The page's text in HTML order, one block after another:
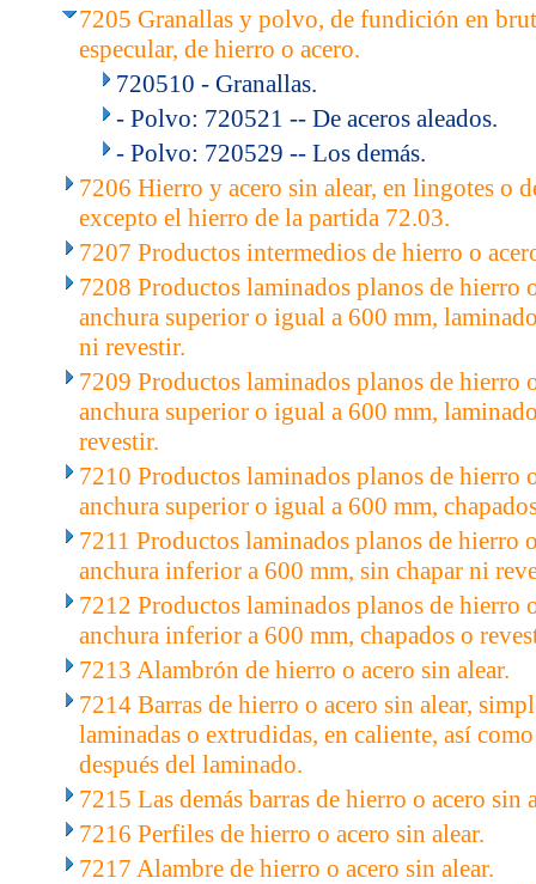
7205 Granallas y polvo, de fundición en
especular, de hierro o acero.
720510 - Granallas.
- Polvo: 720521 -- De aceros aleados.
- Polvo: 720529 -- Los demás.
7206 Hierro y acero sin alear, en lingotes o
excepto el hierro de la partida 72.03.
7207 Productos intermedios de hierro o
7208 Productos laminados planos de hierro
anchura superior o igual a 600 mm,
ni revestir.
7209 Productos laminados planos de hierro
anchura superior o igual a 600 mm,
revestir.
7210 Productos laminados planos de hierro
anchura superior o igual a 600 mm,
7211 Productos laminados planos de hierro
anchura inferior a 600 mm, sin chapar ni
7212 Productos laminados planos de hierro
anchura inferior a 600 mm, chapados o
7213 Alambrón de hierro o acero sin alear.
7214 Barras de hierro o acero sin alear,
laminadas o extrudidas, en caliente, así
después del laminado.
7215 Las demás barras de hierro o acero sin
7216 Perfiles de hierro o acero sin alear.
7217 Alambre de hierro o acero sin alear.